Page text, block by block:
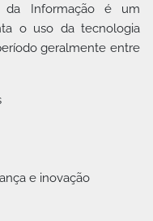
da Informação é um
o uso da tecnologia
geralmente entre
e inovação